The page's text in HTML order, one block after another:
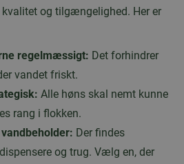
og tilgængelighed. Her er
regelmæssigt: Det forhindrer
vandet friskt.
Alle høns skal nemt kunne
rang i flokken.
Der findes
og trug. Vælg en, der